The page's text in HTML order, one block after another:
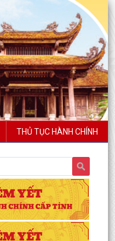
THỦ TỤC HÀNH CHÍNH